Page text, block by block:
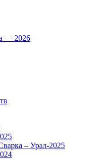
— 2026
– Урал-2025